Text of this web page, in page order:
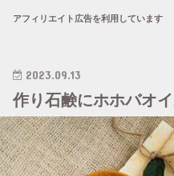
アフィリエイト広告を利用しています
2023.09.13
作り石鹸にホホバオ